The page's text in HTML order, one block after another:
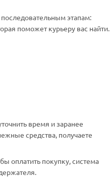
этапам:
поможет курьеру вас найти.
время и заранее
средства, получаете
оплатить покупку, система